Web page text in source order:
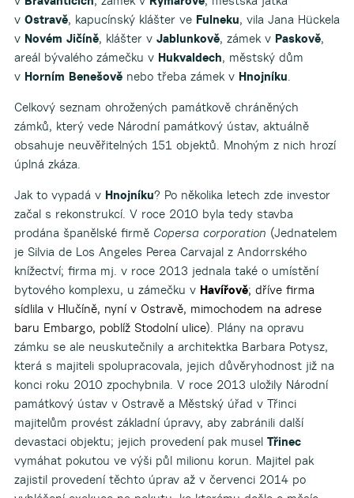
v Ostravě, kapucínský klášter ve Fulneku, vila Jana Hückela
v Novém Jičíně, klášter v Jablunkově, zámek v Paskově,
areál bývalého zámečku v Hukvaldech, městský dům
v Horním Benešověnebo třeba zámek v Hnojníku.
Celkový seznam ohrožených památkově chráněných
zámků, který vede Národní památkový ústav, aktuálně
obsahuje neuvěřitelných 151 objektů. Mnohým z nich hrozí
úplná zkáza.
Jak to vypadá v Hnojníku? Po několika letech zde investor
začal s rekonstrukcí. V roce 2010 byla tedy stavba
prodána španělské firmě Copersa corporation (Jednatelem
je Silvia de Los Angeles Perea Carvajal z Andorrského
knížectví; firma mj. v roce 2013 jednala také o umístění
bytového komplexu, u zámečku v Havířově; dříve firma
sídlila v Hlučíně, nyní v Ostravě, mimochodem na adrese
baru Embargo, poblíž Stodolní ulice). Plány na opravu
zámku se ale neuskutečnily a architektka Barbara Potysz,
která s majiteli spolupracovala, jejich důvěryhodnost již na
konci roku 2010 zpochybnila. V roce 2013 uložily Národní
památkový ústav v Ostravě a Městský úřad v Třinci
majitelům provést základní úpravy, aby zabránili další
devastaci objektu; jejich provedení pak musel Třinec
vymáhat pokutou ve výši půl milionu korun. Majitel pak
zajistil provedení těchto úprav až v červenci 2014 po